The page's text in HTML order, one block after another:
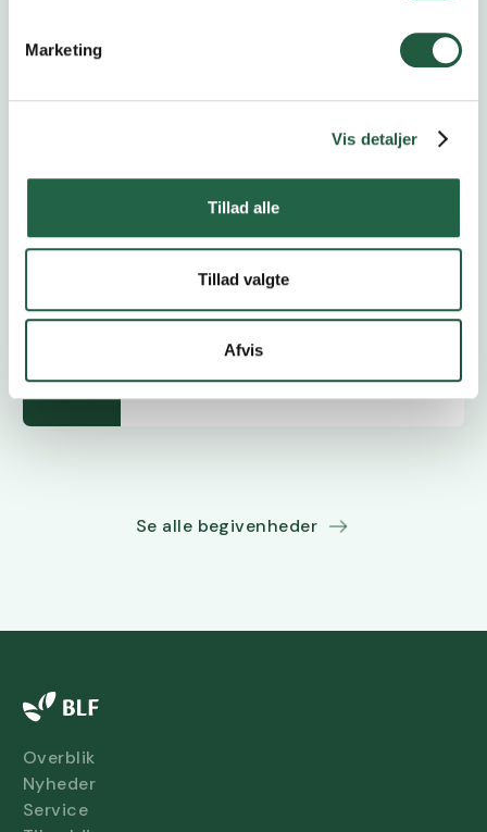
Marketing
Vis detaljer
Tillad alle
Tillad valgte
Afvis
Delegeretmøde
5.11.2026 Delegeretmøde
Se alle begivenheder
Overblik
Nyheder
Service